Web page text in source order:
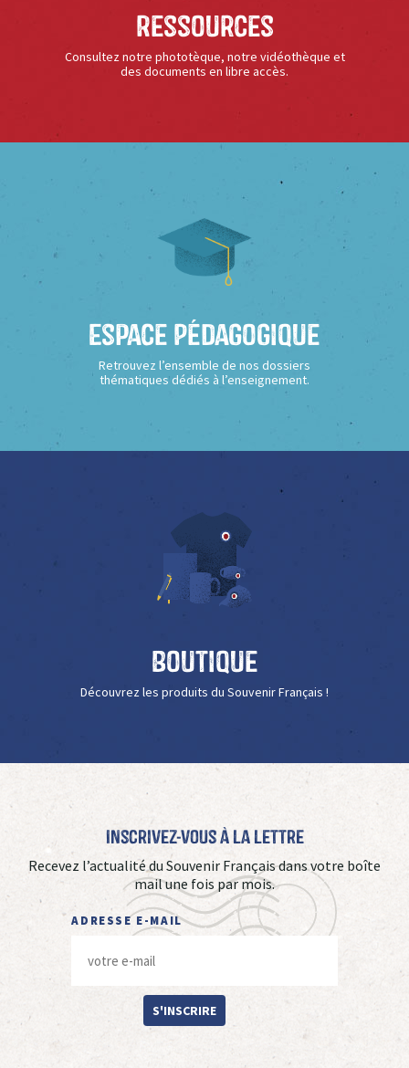
Ressources
Consultez notre phototèque, notre vidéothèque et
des documents en libre accès.
Espace Pédagogique
Retrouvez l’ensemble de nos dossiers
thématiques dédiés à l’enseignement.
Boutique
Découvrez les produits du Souvenir Français !
Inscrivez-vous à La Lettre
Recevez l’actualité du Souvenir Français dans votre boîte
mail une fois par mois.
ADRESSE E-MAIL
S'INSCRIRE